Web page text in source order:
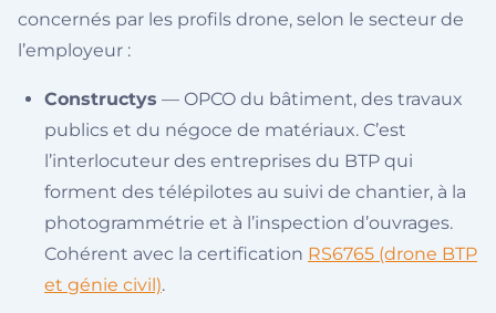
concernés par les profils drone, selon le secteur de
l’employeur :
Constructys — OPCO du bâtiment, des travaux
publics et du négoce de matériaux. C’est
l’interlocuteur des entreprises du BTP qui
forment des télépilotes au suivi de chantier, à la
photogrammétrie et à l’inspection d’ouvrages.
Cohérent avec la certification RS6765 (drone BTP
et génie civil).